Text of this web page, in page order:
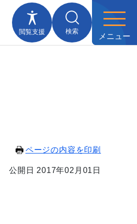
閲覧支援 検索
メニュー
ページの内容を印刷
公開日 2017年02月01日